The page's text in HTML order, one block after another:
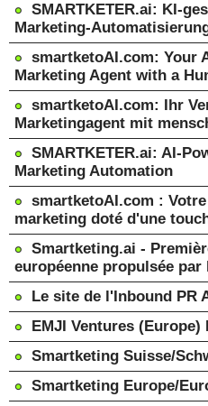
SMARTKETER.ai: KI-
Marketing-
smartketoAI.com: Your
Marketing Agent with a
smartketoAI.com: Ihr
Marketingagent mit
SMARTKETER.ai: AI-
Marketing Automation
smartketoAI.com :
marketing doté d'une
Smartketing.ai -
européenne propulsée
Le site de l'Inbound PR
EMJI Ventures (Europe)
Smartketing Suisse/
Smartketing Europe/